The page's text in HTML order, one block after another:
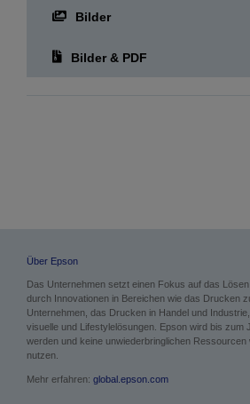
Bilder
Bilder & PDF
Über Epson
Das Unternehmen setzt einen Fokus auf das
durch Innovationen in Bereichen wie das Drucken
Unternehmen, das Drucken in Handel und
visuelle und Lifestylelösungen. Epson wird bis zum
werden und keine unwiederbringlichen Ressourcen
nutzen.
Mehr erfahren: global.epson.com